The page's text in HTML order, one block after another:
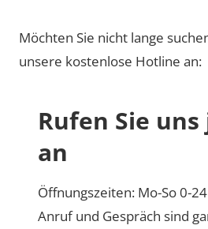
Möchten Sie nicht lange
unsere kostenlose Hotline an:
Rufen Sie
an
Öffnungszeiten: Mo-So 0-
Anruf und Gespräch sind